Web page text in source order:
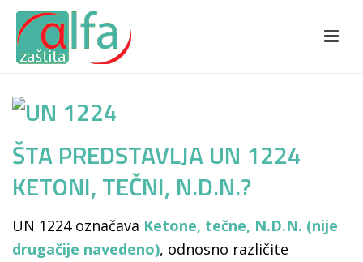
ŠTA PREDSTAVLJA UN 1224
KETONI, TEČNI, N.D.N.?
UN 1224 označava Ketone, tečne, N.D.N. (nije
drugačije navedeno), odnosno različite